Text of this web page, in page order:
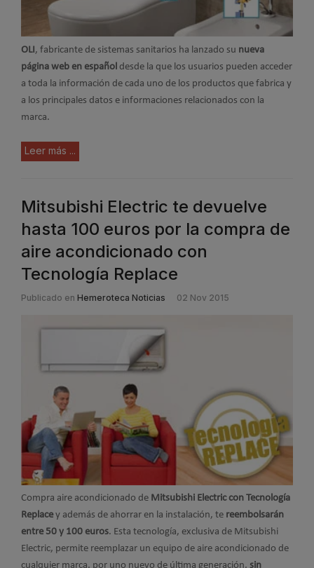
OLI, fabricante de sistemas sanitarios ha lanzado su nueva
página web en español desde la que los usuarios pueden acceder
a toda la información de cada uno de los productos que fabrica y
a los principales datos e informaciones relacionados con la
marca.
Leer más ...
Mitsubishi Electric te devuelve
hasta 100 euros por la compra de
aire acondicionado con
Tecnología Replace
Publicado en Hemeroteca Noticias 02 Nov 2015
Compra aire acondicionado de Mitsubishi Electric con Tecnología
Replacey además de ahorrar en la instalación, te reembolsarán
entre 50 y 100 euros. Esta tecnología, exclusiva de Mitsubishi
Electric, permite reemplazar un equipo de aire acondicionado de
cualquier marca, por uno nuevo de última generación, sin